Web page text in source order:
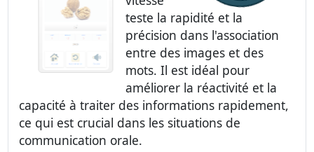
teste la rapidité et la
précision dans l'association
entre des images et des
mots. Il est idéal pour
améliorer la réactivité et la
capacité à traiter des informations rapidement,
ce qui est crucial dans les situations de
communication orale.